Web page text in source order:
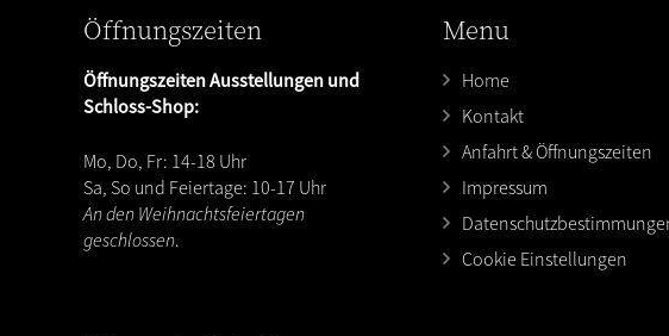
Öffnungszeiten
Öffnungszeiten Ausstellungen und
Schloss-Shop:
Mo, Do, Fr: 14-18 Uhr
Sa, So und Feiertage: 10-17 Uhr
An den Weihnachtsfeiertagen
geschlossen.
Menu
Home
Kontakt
Anfahrt & Öffnungszeiten
Impressum
Cookie Einstellungen